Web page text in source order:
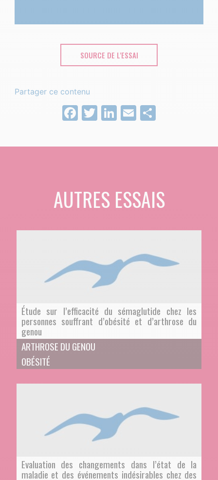
SOURCE DE L'ESSAI
Partager ce contenu
Facebook
Twitter
LinkedIn
Email
AUTRES ESSAIS
Étude sur l’efficacité du sémaglutide chez les
personnes souffrant d’obésité et d’arthrose du
genou
ARTHROSE DU GENOU
OBÉSITÉ
Evaluation des changements dans l’état de la
maladie et des événements indésirables chez des